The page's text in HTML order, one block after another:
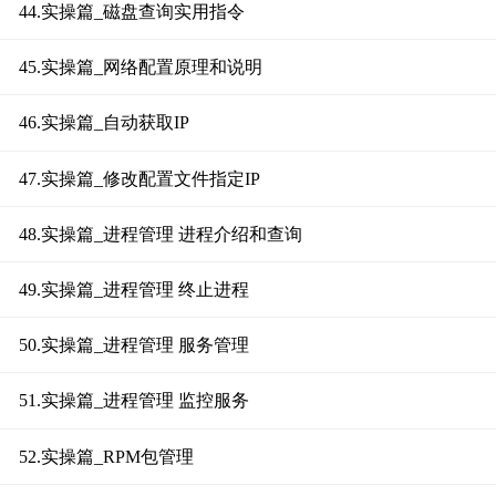
44.实操篇_磁盘查询实用指令
45.实操篇_网络配置原理和说明
46.实操篇_自动获取IP
47.实操篇_修改配置文件指定IP
48.实操篇_进程管理 进程介绍和查询
49.实操篇_进程管理 终止进程
50.实操篇_进程管理 服务管理
51.实操篇_进程管理 监控服务
52.实操篇_RPM包管理